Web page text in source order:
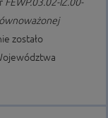
zostało